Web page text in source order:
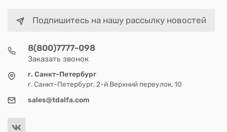
Подпишитесь на нашу рассылку новостей
8(800)7777-098
Заказать звонок
г. Санкт-Петербург
г. Санкт-Петербург, 2-й Верхний переулок, 10
sales@tdalfa.com